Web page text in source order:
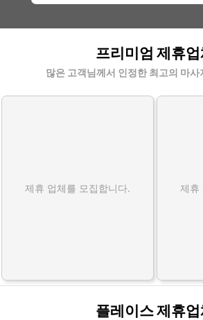
프리미엄 제휴업
많은 고객님께서 인정한 최고의 마사
제휴 업체를 모집합니다. 제휴
플레이스 제휴업